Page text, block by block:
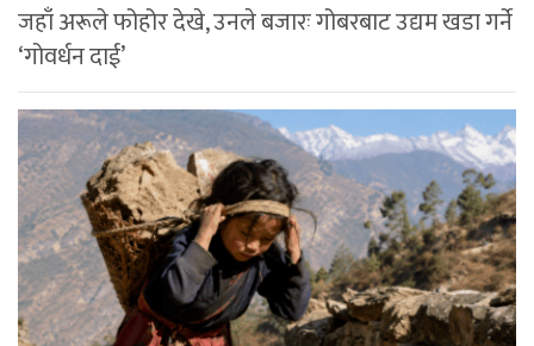
जहाँ अरूले फोहोर देखे, उनले बजारः गोबरबाट उद्यम खडा गर्ने
‘गोवर्धन दाई’